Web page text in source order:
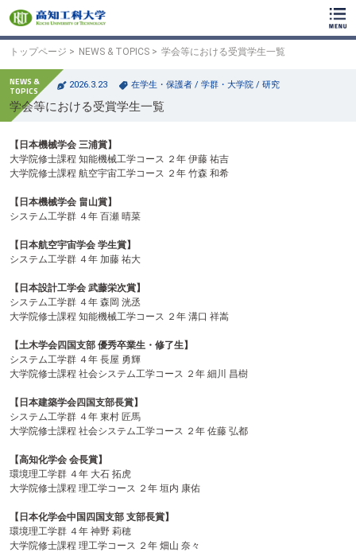
ッ
コ
トップページ NEWS & TOPICS 学会等における受賞学生一覧
2026.3.23 在学生・保護者 / 学群・大学院 / 研究
学会等における受賞学生一覧
【日本機械学会 三浦賞】
大学院修士課程 知能機械工学コース ２年 伊藤 祐吉
大学院修士課程 航空宇宙工学コース ２年 竹森 和希
【日本機械学会 畠山賞】
システム工学群 ４年 百瀬 晴菜
【日本航空宇宙学会 学生賞】
システム工学群 ４年 加藤 祐大
【日本設計工学会 武藤栄次賞】
システム工学群 ４年 森岡 洸丞
大学院修士課程 知能機械工学コース ２年 溝口 祥嵩
【土木学会四国支部 優秀卒業生・修了生】
システム工学群 ４年 長屋 勇輝
大学院修士課程 社会システム工学コース ２年 細川 昌樹
【日本建築学会四国支部長賞】
システム工学群 ４年 東村 匠馬
大学院修士課程 社会システム工学コース ２年 佐藤 弘都
【高知化学会 会長賞】
環境理工学群 ４年 大石 拓虎
大学院修士課程 理工学コース ２年 垣内 康佑
【日本化学会中国四国支部 支部長賞】
環境理工学群 ４年 神野 莉穂
大学院修士課程 理工学コース ２年 畑山 奈々